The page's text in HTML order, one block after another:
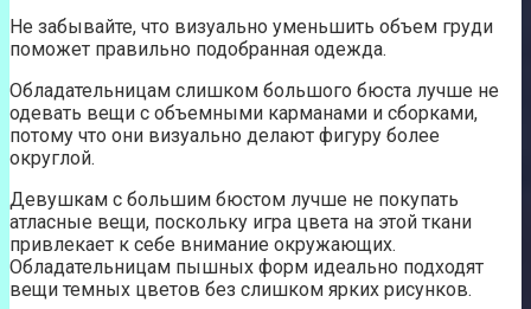
Не забывайте, что визуально уменьшить объем груди
поможет правильно подобранная одежда.
Обладательницам слишком большого бюста лучше не
одевать вещи с объемными карманами и сборками,
потому что они визуально делают фигуру более
округлой.
Девушкам с большим бюстом лучше не покупать
атласные вещи, поскольку игра цвета на этой ткани
привлекает к себе внимание окружающих.
Обладательницам пышных форм идеально подходят
вещи темных цветов без слишком ярких рисунков.